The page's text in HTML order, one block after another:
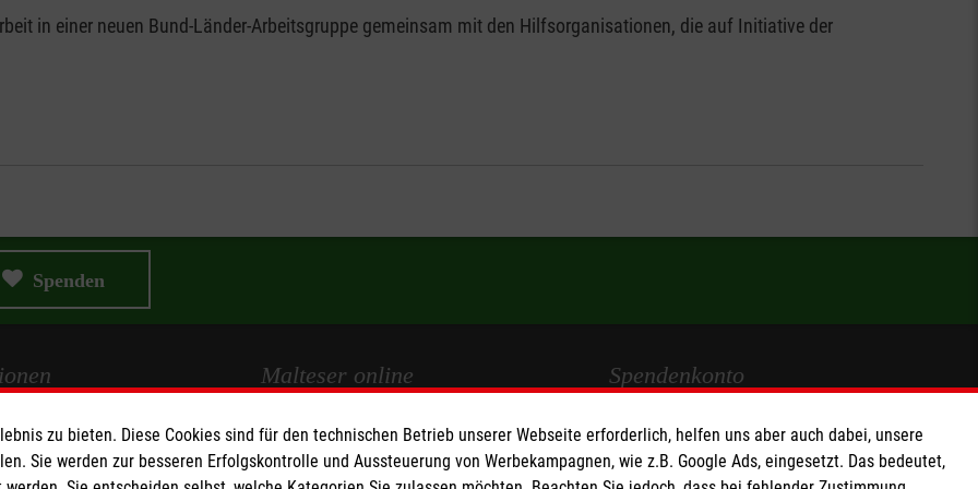
in einer neuen Bund-Länder-Arbeitsgruppe gemeinsam mit den Hilfsorganisationen, die auf Initiative der
Spenden
Malteser online
Malteserorden
Malteser Jugend
Spendenkonto
Empfänger: Malteser Hilfsdienst e.V.
IBAN: DE103 7060 120 120 120 0001 2
zu bieten. Diese Cookies sind für den technischen Betrieb unserer Webseite erforderlich, helfen uns aber auch dabei, unsere
Sie werden zur besseren Erfolgskontrolle und Aussteuerung von Werbekampagnen, wie z.B. Google Ads, eingesetzt. Das bedeutet,